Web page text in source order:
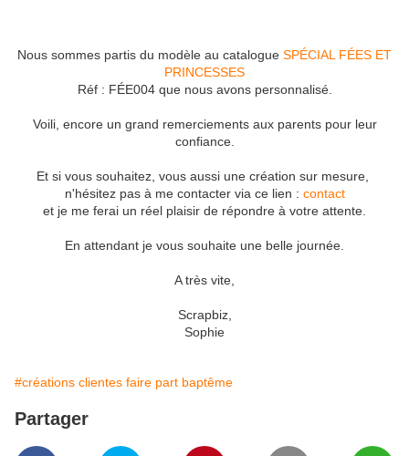
Nous sommes partis du modèle au catalogue SPÉCIAL FÉES ET
PRINCESSES
Réf : FÉE004 que nous avons personnalisé.
Voili, encore un grand remerciements aux parents pour leur
confiance.
Et si vous souhaitez, vous aussi une création sur mesure,
n'hésitez pas à me contacter via ce lien : contact
et je me ferai un réel plaisir de répondre à votre attente.
En attendant je vous souhaite une belle journée.
A très vite,
Scrapbiz,
Sophie
#créations clientes faire part baptême
Partager